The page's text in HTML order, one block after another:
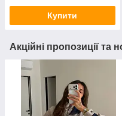
Купити
Акційні пропозиції та